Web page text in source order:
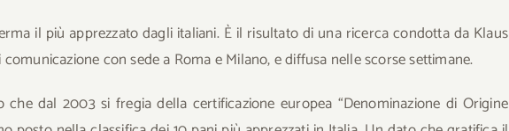
il più apprezzato dagli italiani. È il risultato di una ricerca condotta da Klaus
con sede a Roma e Milano, e diffusa nelle scorse settimane.
dal 2003 si fregia della certificazione europea “Denominazione di Origine